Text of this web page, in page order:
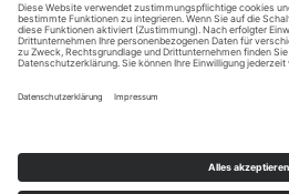
72365 Ratshausen